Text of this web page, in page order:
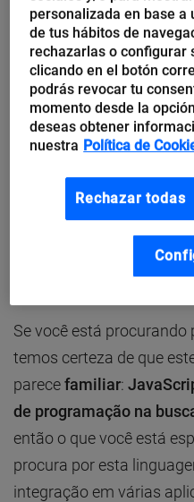
para quem dá os
programação,é um
aprender online com os
Além disso, em
de programação,a
direta e familiar.
conseguir interpretar
moscas não queiram
Se você está procurando
temos certeza de que
parecefamiliar:
de programação na
então o que você está
procura por esta
integração em várias
personalizada en base
de tus hábitos de
rechazarlas o configurar
clicando en el botón
podrás revocar tu
momento desde la
deseas obtener
nuestra Política de
Rechazar todas